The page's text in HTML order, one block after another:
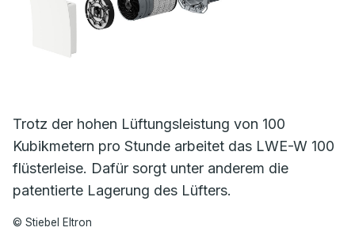
Trotz der hohen Lüftungsleistung von 100
Kubikmetern pro Stunde arbeitet das LWE-W 100
flüsterleise. Dafür sorgt unter anderem die
patentierte Lagerung des Lüfters.
© Stiebel Eltron